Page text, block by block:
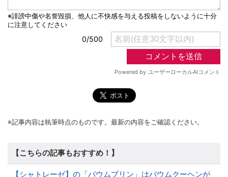
※記事内容は執筆時点のものです。最新の内容をご確認ください。
【こちらの記事もおすすめ！】
【シャトレーゼ】の「バウムプリン」はバウムクーヘンが